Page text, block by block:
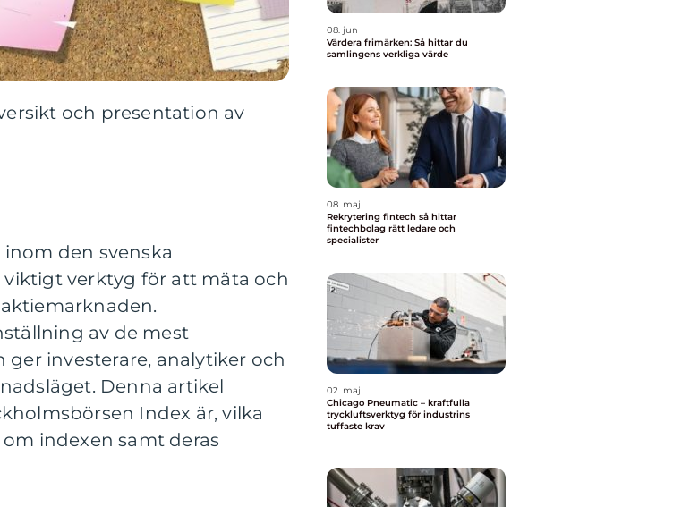
och presentation av
den svenska
verktyg för att mäta och
av de mest
ger investerare, analytiker och
Denna artikel
Index är, vilka
indexen samt deras
08. jun
Värdera frimärken: Så hittar du
samlingens verkliga värde
08. maj
Rekrytering fintech så hittar
fintechbolag rätt ledare och
specialister
02. maj
Chicago Pneumatic – kraftfulla
tryckluftsverktyg för industrins
tuffaste krav